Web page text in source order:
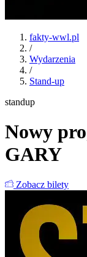
fakty-wwl.pl
/
Wydarzenia
/
Stand-up
standup
Nowy
GARY
Zobacz bilety